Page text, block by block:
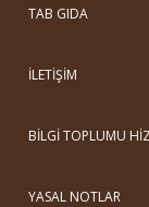
TAB GIDA
İLETİŞİM
BİLGİ TOPLUMU
YASAL NOTLAR